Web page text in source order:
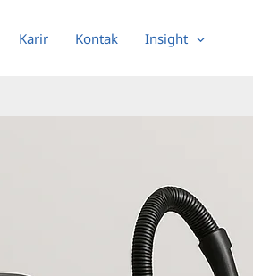
Karir Kontak Insight